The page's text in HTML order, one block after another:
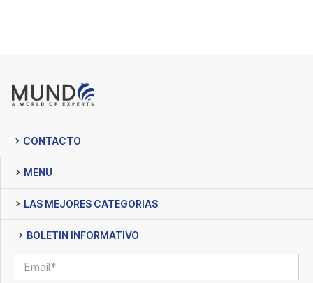
CONTACTO
MENU
LAS MEJORES CATEGORIAS
BOLETIN INFORMATIVO